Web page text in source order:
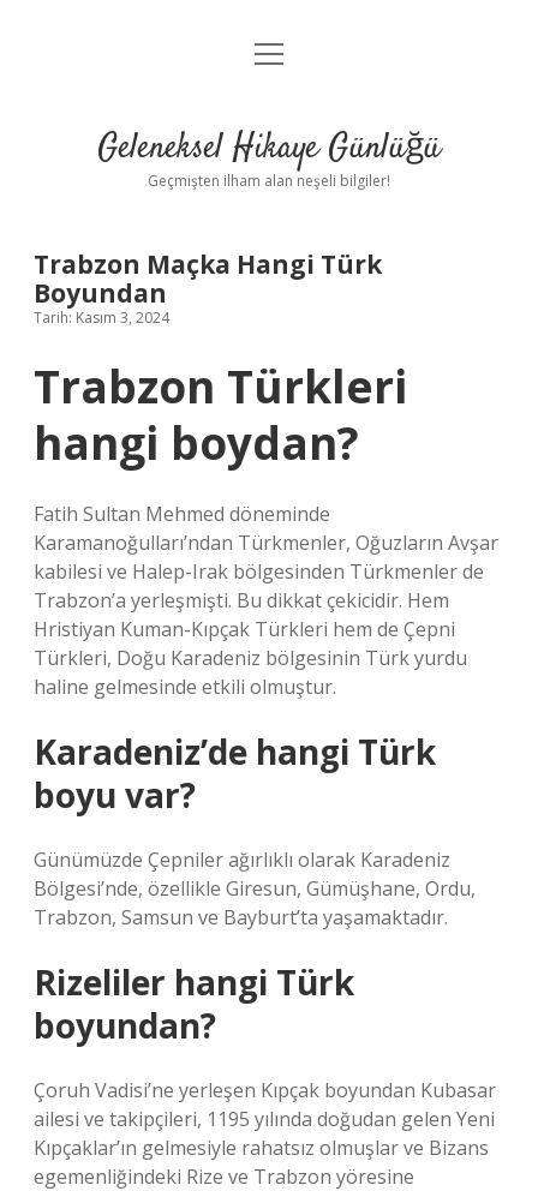
Anasayfa
Yasal Uyarı
menüyü
Geleneksel Hikaye Günlüğü
Geçmişten ilham alan neşeli bilgiler!
Trabzon Maçka Hangi Türk
Boyundan
Tarih: Kasım 3, 2024
Trabzon Türkleri
hangi boydan?
Fatih Sultan Mehmed döneminde
Karamanoğulları’ndan Türkmenler, Oğuzların Avşar
kabilesi ve Halep-Irak bölgesinden Türkmenler de
Trabzon’a yerleşmişti. Bu dikkat çekicidir. Hem
Hristiyan Kuman-Kıpçak Türkleri hem de Çepni
Türkleri, Doğu Karadeniz bölgesinin Türk yurdu
haline gelmesinde etkili olmuştur.
Karadeniz’de hangi Türk
boyu var?
Günümüzde Çepniler ağırlıklı olarak Karadeniz
Bölgesi’nde, özellikle Giresun, Gümüşhane, Ordu,
Trabzon, Samsun ve Bayburt’ta yaşamaktadır.
Rizeliler hangi Türk
boyundan?
Çoruh Vadisi’ne yerleşen Kıpçak boyundan Kubasar
ailesi ve takipçileri, 1195 yılında doğudan gelen Yeni
Kıpçaklar’ın gelmesiyle rahatsız olmuşlar ve Bizans
egemenliğindeki Rize ve Trabzon yöresine